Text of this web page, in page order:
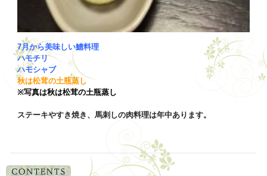
7月から美味しい鱧料理
ハモチリ
ハモシャブ
秋は松茸の土瓶蒸し
※写真は秋は松茸の土瓶蒸し
ステーキやすき焼き、馬刺しの肉料理は年中あります。